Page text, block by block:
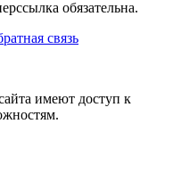
обязательна.
связь
имеют доступ к